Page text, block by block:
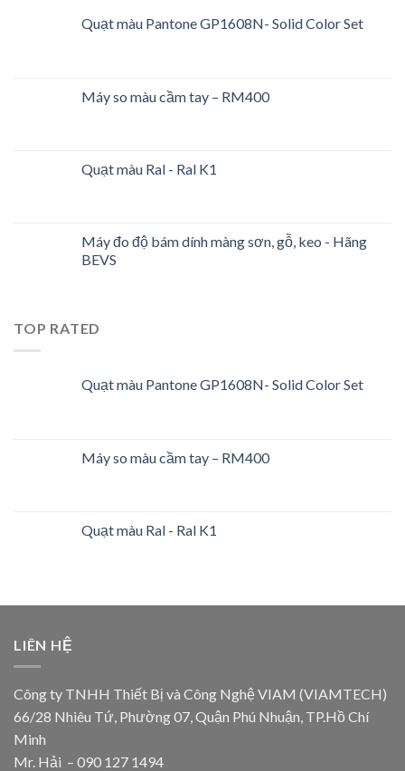
Quạt màu Pantone GP1608N- Solid Color Set
Máy so màu cầm tay – RM400
Quạt màu Ral - Ral K1
Máy đo độ bám dính màng sơn, gỗ, keo - Hãng
BEVS
TOP RATED
Quạt màu Pantone GP1608N- Solid Color Set
Máy so màu cầm tay – RM400
Quạt màu Ral - Ral K1
LIÊN HỆ
Công ty TNHH Thiết Bị và Công Nghệ VIAM (VIAMTECH)
66/28 Nhiêu Tứ, Phường 07, Quận Phú Nhuận, TP.Hồ Chí
Minh
Mr. Hải – 090 127 1494